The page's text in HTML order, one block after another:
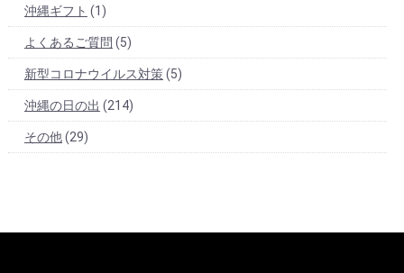
沖縄ギフト (1)
よくあるご質問 (5)
新型コロナウイルス対策(5)
沖縄の日の出 (214)
その他(29)